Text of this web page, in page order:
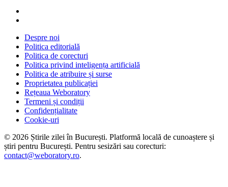
Despre noi
Politica editorială
Politica de corecturi
Politica privind inteligența artificială
Politica de atribuire și surse
Proprietatea publicației
Rețeaua Weboratory
Termeni și condiții
Confidențialitate
Cookie-uri
© 2026 Știrile zilei în București. Platformă locală de cunoaștere și
știri pentru București. Pentru sesizări sau corecturi:
contact@weboratory.ro.